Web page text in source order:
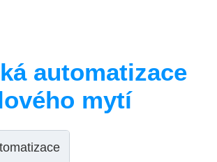
automatizace
mytí